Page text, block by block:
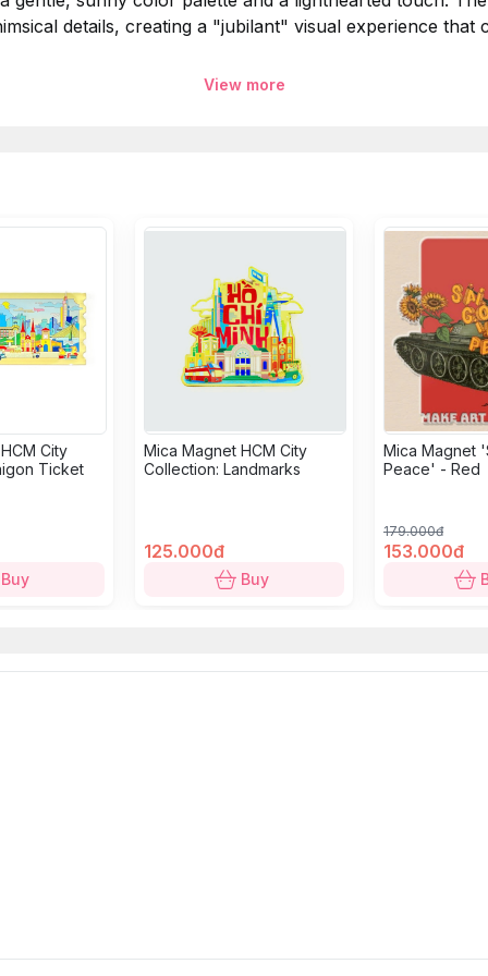
details, creating a "jubilant" visual experience that
thiệu những bức ký họa tươi sáng và rạng rỡ về Dinh
gam màu nhẹ nhàng, trong trẻo và đầy sức sống.
cảm giác thư thái và tôn vinh vẻ đẹp bình yên của Dinh
View more
City
Ticket
Buy
Mica Magnet HCM City
Collection: Landmarks
125.000đ
Buy
Mica Magnet
Peace' - Red
179.000đ
153.000đ